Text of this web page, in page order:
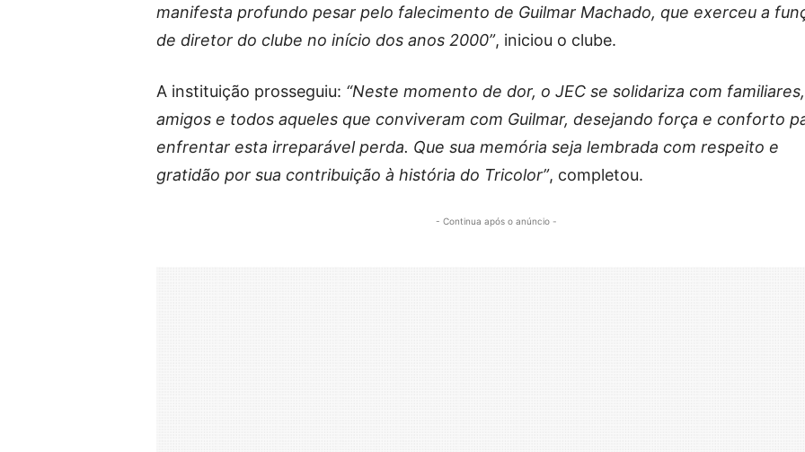
manifesta profundo pesar pelo falecimento de Guilmar Machado, que exerceu a
de diretor do clube no início dos anos 2000”, iniciou o clube.
A instituição prosseguiu: “Neste momento de dor, o JEC se solidariza com familiares,
amigos e todos aqueles que conviveram com Guilmar, desejando força e conforto
enfrentar esta irreparável perda. Que sua memória seja lembrada com respeito e
gratidão por sua contribuição à história do Tricolor”, completou.
- Continua após o anúncio -